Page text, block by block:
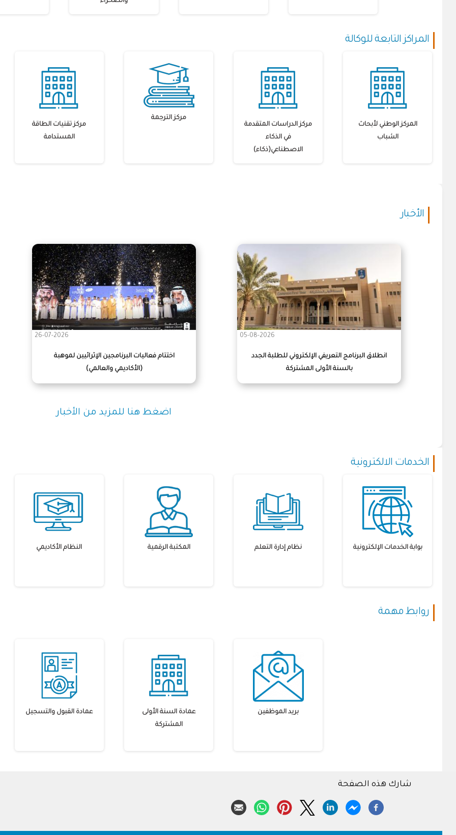
المراكز التابعة للوكالة
المركز الوطني لأبحاث
الشباب
مركز الدراسات المتقدمة
في الذكاء
الاصطناعي(ذكاء)
مركز الترجمة
مركز تقنيات الطاقة
المستدامة
الأخبار
05-08-2026
انطلاق البرنامج التعريفي الإلكتروني للطلبة الجدد
بالسنة الأولى المشتركة
26-07-2026
اختتام فعاليات البرنامجين الإثرائيين لموهبة
(الأكاديمي والعالمي)
اضغط هنا للمزيد من الأخبار
الخدمات الالكترونية
بوابة الخدمات الإلكترونية نظام إدارة التعلم المكتبة الرقمية النظام الأكاديمي
روابط مهمة
بريد الموظفين
عمادة السنة الأولى
المشتركة
عمادة القبول والتسجيل
شارك هذه الصفحة